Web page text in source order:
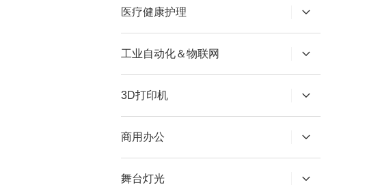
医疗健康护理
工业自动化＆物联网
3D打印机
商用办公
舞台灯光